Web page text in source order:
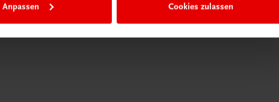
Anpassen Cookies zulassen